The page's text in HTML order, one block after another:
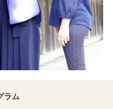
ラム